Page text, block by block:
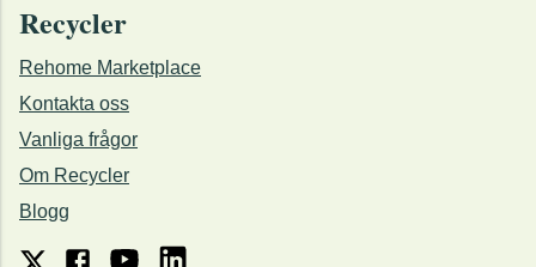
Recycler
Rehome Marketplace
Kontakta oss
Vanliga frågor
Om Recycler
Blogg